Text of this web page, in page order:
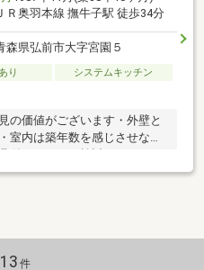
ＪＲ奥羽本線 撫牛子駅 徒歩34分
森県弘前市大字宮園５
り
システムキッチン
の価値がございます・外壁と
室内は築年数を感じさせない
付きのままご検討いただけま
どうぞ
件